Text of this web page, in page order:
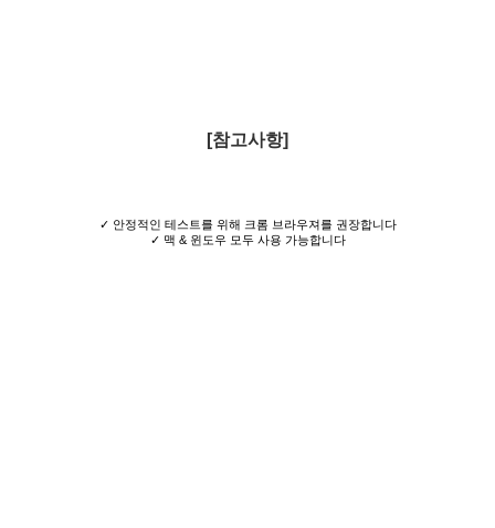
[참고사항]
✓ 안정적인 테스트를 위해 크롬 브라우져를 권장합니다
✓ 맥 & 윈도우 모두 사용 가능합니다